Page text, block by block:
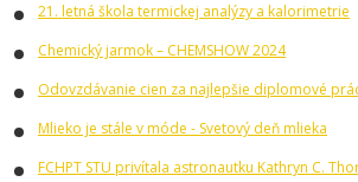
21. letná škola termickej analýzy a kalorimetrie
Chemický jarmok – CHEMSHOW 2024
Odovzdávanie cien za najlepšie diplomové
Mlieko je stále v móde - Svetový deň mlieka
FCHPT STU privítala astronautku Kathryn C.